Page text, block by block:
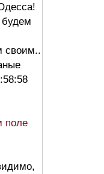
своим..
поле